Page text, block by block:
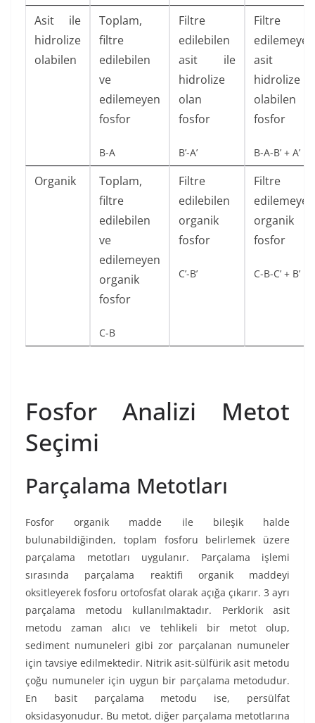
Asit ile
hidrolize
olabilen
Toplam,
filtre
edilebilen
ve
edilemeyen
fosfor
B-A
Filtre
edilebilen
asit ile
hidrolize
olan
fosfor
B’-A’
Filtre
asit
hidrolize
olabilen
fosfor
B-A-B’ + A’
Organik
Toplam,
filtre
edilebilen
ve
edilemeyen
organik
fosfor
C-B
Filtre
edilebilen
organik
fosfor
C’-B’
Filtre
edilemeyen
organik
fosfor
C-B-C’ + B’
Fosfor Analizi Metot
Seçimi
Parçalama Metotları
Fosfor organik madde ile bileşik halde
bulunabildiğinden, toplam fosforu belirlemek üzere
parçalama metotları uygulanır. Parçalama işlemi
sırasında parçalama reaktifi organik maddeyi
oksitleyerek fosforu ortofosfat olarak açığa çıkarır. 3 ayrı
parçalama metodu kullanılmaktadır. Perklorik asit
metodu zaman alıcı ve tehlikeli bir metot olup,
sediment numuneleri gibi zor parçalanan numuneler
için tavsiye edilmektedir. Nitrik asit-sülfürik asit metodu
çoğu numuneler için uygun bir parçalama metodudur.
En basit parçalama metodu ise, persülfat
oksidasyonudur. Bu metot, diğer parçalama metotlarına